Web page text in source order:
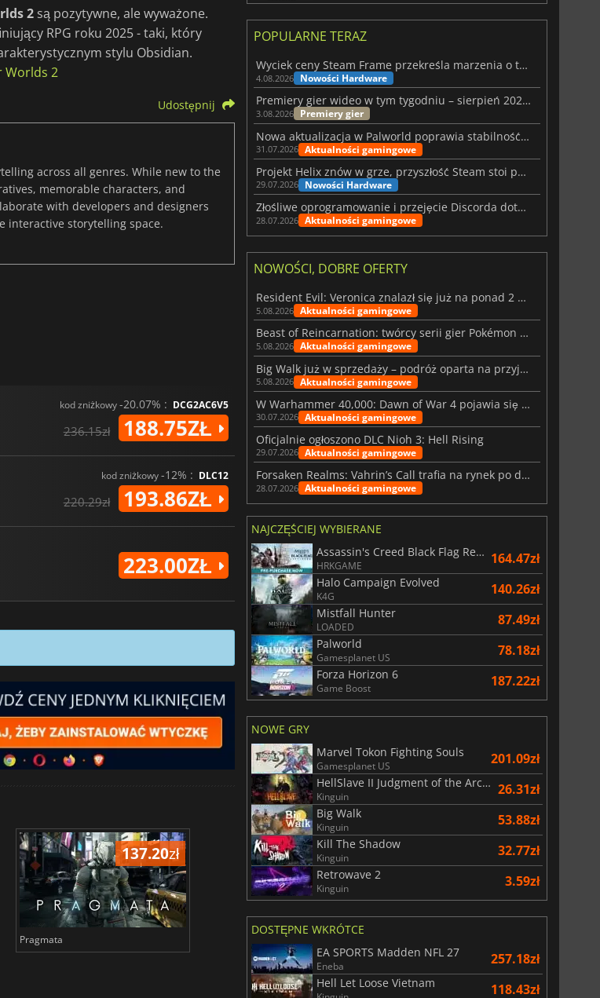
2 są pozytywne, ale wyważone.
RPG roku 2025 - taki, który
stylu Obsidian.
Worlds 2
Udostępnij
across all genres. While new to the
memorable characters, and
with developers and designers
interactive storytelling space.
kod zniżkowy-20.07% : DCG2AC6V5
236.15zł 188.75ZŁ
kod zniżkowy-12% : DLC12
220.29zł 193.86ZŁ
223.00ZŁ
137.20zł
Pragmata
29.09zł
Total War WARHAMMER 3
66.55
POPULARNE TERAZ
Wyciek ceny Steam Frame przekreśla marzenia o tanim zestawie VR
4.08.2026 Nowości Hardware
Premiery gier wideo w tym tygodniu – sierpień 2026 r. (32. tydzień)
3.08.2026 Premiery gier
Nowa aktualizacja w Palworld poprawia stabilność Sunreach i walk z bossami
31.07.2026 Aktualności gamingowe
Projekt Helix znów w grze, przyszłość Steam stoi pod znakiem zapytania
29.07.2026 Nowości Hardware
Złośliwe oprogramowanie i przejęcie Discorda dotknęły Meccha Chameleon
28.07.2026 Aktualności gamingowe
NOWOŚCI, DOBRE OFERTY
Resident Evil: Veronica znalazł się już na ponad 2 milionach list życzeń
5.08.2026 Aktualności gamingowe
Beast of Reincarnation: twórcy serii gier Pokémon wkraczają na nową ścieżkę
5.08.2026 Aktualności gamingowe
Big Walk już w sprzedaży – podróż oparta na przyjaźni
5.08.2026 Aktualności gamingowe
W Warhammer 40,000: Dawn of War 4 pojawia się frakcja Nekronów
30.07.2026 Aktualności gamingowe
Oficjalnie ogłoszono DLC Nioh 3: Hell Rising
29.07.2026 Aktualności gamingowe
Forsaken Realms: Vahrin’s Call trafia na rynek po dziesięciu latach prac
28.07.2026 Aktualności gamingowe
NAJCZĘŚCIEJ WYBIERANE
Assassin's Creed Black Flag Resynced
HRKGAME 164.47zł
Halo Campaign Evolved
K4G 140.26zł
Mistfall Hunter
LOADED 87.49zł
Palworld
Gamesplanet US 78.18zł
Forza Horizon 6
Game Boost 187.22zł
NOWE GRY
Marvel Tokon Fighting Souls
Gamesplanet US 201.09zł
HellSlave II Judgment of the Archon
Kinguin 26.31zł
Big Walk
Kinguin 53.88zł
Kill The Shadow
Kinguin 32.77zł
Retrowave 2
Kinguin 3.59zł
DOSTĘPNE WKRÓTCE
EA SPORTS Madden NFL 27
Eneba 257.18zł
Hell Let Loose Vietnam 118.43zł